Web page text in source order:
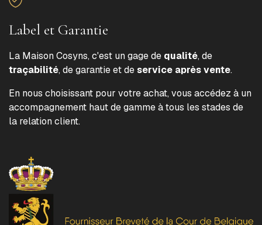
Label et Garantie
La Maison Cosyns, c'est un gage de qualité, de
traçabilité, de garantie et deservice après vente.
En nous choisissant pour votre achat, vous accédez à un
accompagnement haut de gamme à tous les stades de
la relation client.